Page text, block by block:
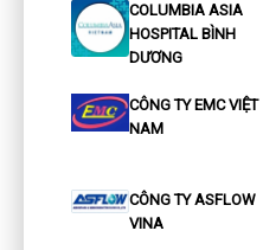
COLUMBIA ASIA
HOSPITAL BÌNH
DƯƠNG
CÔNG TY EMC VIỆT
NAM
CÔNG TY ASFLOW
VINA